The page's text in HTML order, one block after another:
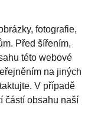
fotografie,
Před šířením,
této webové
na jiných
V případě
částí obsahu naší